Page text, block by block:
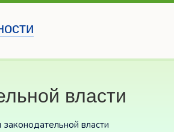
власти
власти